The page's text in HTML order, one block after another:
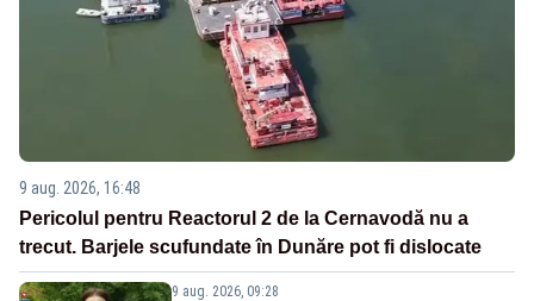
9 aug. 2026, 16:48
Pericolul pentru Reactorul 2 de la Cernavodă nu a
trecut. Barjele scufundate în Dunăre pot fi dislocate
9 aug. 2026, 09:28